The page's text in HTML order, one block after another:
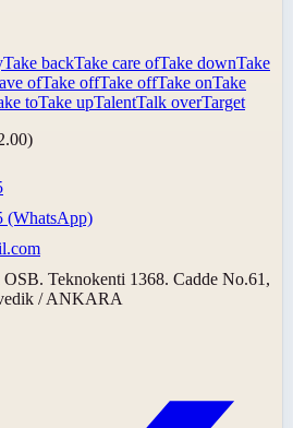
Take backTake care ofTake downTake
ofTake offTake offTake onTake
toTake upTalentTalk overTarget
(WhatsApp)
Teknokenti 1368. Cadde No.61,
/ ANKARA